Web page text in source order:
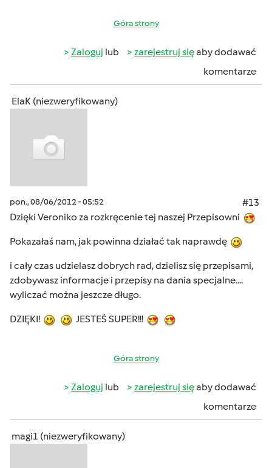
Góra strony
Zaloguj lub zarejestruj sięaby dodawać
komentarze
ElaK (niezweryfikowany)
pon., 08/06/2012 - 05:52
#13
Dzięki Veroniko za rozkręcenie tej naszej Przepisowni
Pokazałaś nam, jak powinna działać tak naprawdę
i cały czas udzielasz dobrych rad, dzielisz się przepisami,
zdobywasz informacje i przepisy na dania specjalne....
wyliczać można jeszcze długo.
DZIĘKI! JESTEŚ SUPER!!!
Góra strony
Zaloguj lub zarejestruj sięaby dodawać
komentarze
magi1 (niezweryfikowany)